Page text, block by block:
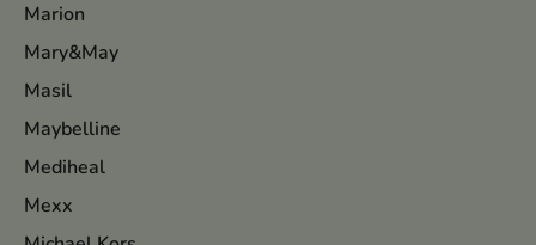
Marion
Mary&May
Masil
Maybelline
Mediheal
Mexx